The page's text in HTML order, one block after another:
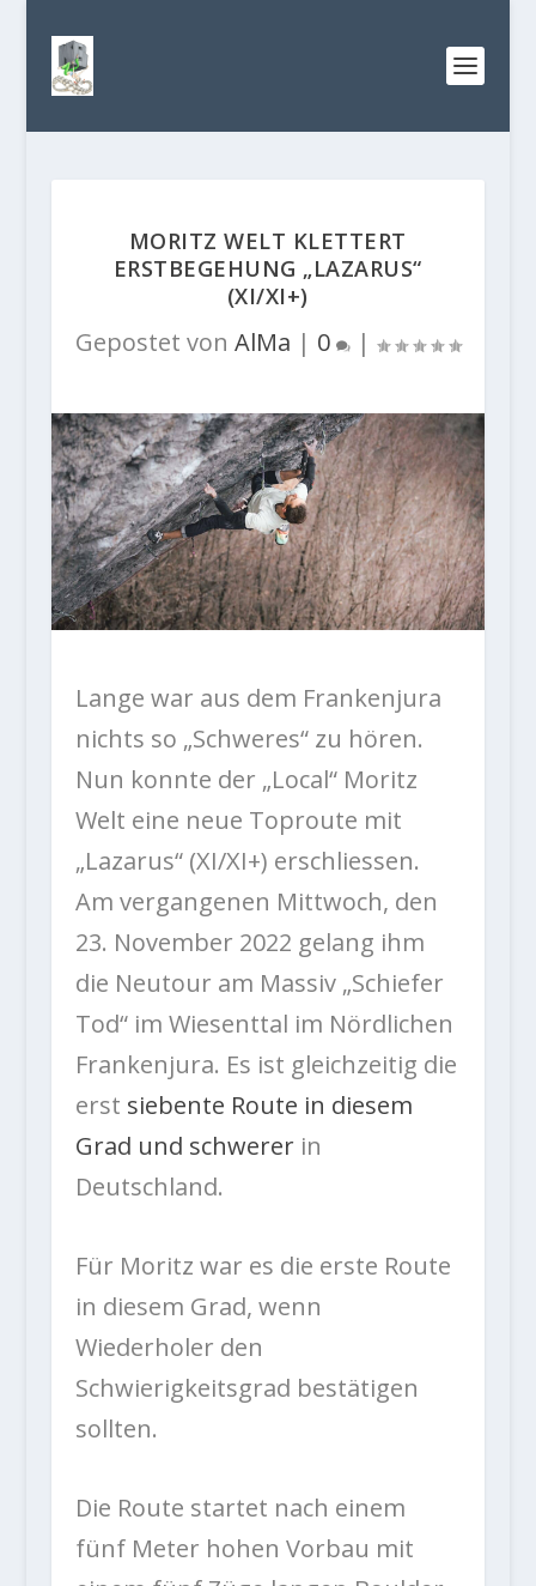
MORITZ WELT KLETTERT
ERSTBEGEHUNG „LAZARUS“
(XI/XI+)
Gepostet von AlMa | 0 |
Lange war aus dem Frankenjura
nichts so „Schweres“ zu hören.
Nun konnte der „Local“ Moritz
Welt eine neue Toproute mit
„Lazarus“ (XI/XI+) erschliessen.
Am vergangenen Mittwoch, den
23. November 2022 gelang ihm
die Neutour am Massiv „Schiefer
Tod“ im Wiesenttal im Nördlichen
Frankenjura. Es ist gleichzeitig die
erst siebente Route in diesem
Grad und schwererin
Deutschland.
Für Moritz war es die erste Route
in diesem Grad, wenn
Wiederholer den
Schwierigkeitsgrad bestätigen
sollten.
Die Route startet nach einem
fünf Meter hohen Vorbau mit